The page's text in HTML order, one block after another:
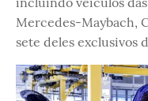
Mercedes-Maybach,
sete deles exclusivos